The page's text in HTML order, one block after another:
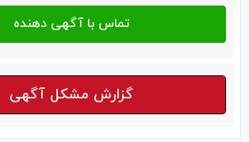
گزارش مشکل آگهی